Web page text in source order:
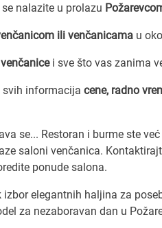
nalazite u prolazu
ili venčanicama u
venčanicei sve što vas zanima
svih informacija cene, radno
se... Restoran i burme ste
saloni venčanica.
ponude salona.
izbor elegantnih haljina za
za nezaboravan dan u